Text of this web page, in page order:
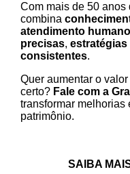
Com mais de 50
combina
atendimento humano
precisas,
consistentes.
Quer aumentar o
certo? Fale com a
transformar melhorias
patrimônio.
SAIBA